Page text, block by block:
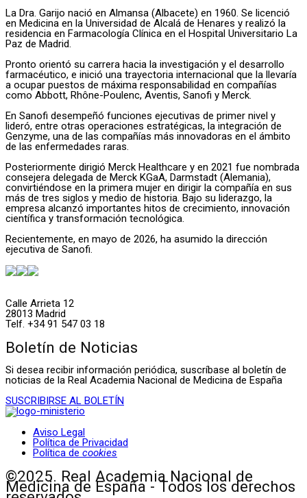
La Dra. Garijo nació en Almansa (Albacete) en 1960. Se licenció
en Medicina en la Universidad de Alcalá de Henares y realizó la
residencia en Farmacología Clínica en el Hospital Universitario La
Paz de Madrid.
Pronto orientó su carrera hacia la investigación y el desarrollo
farmacéutico, e inició una trayectoria internacional que la llevaría
a ocupar puestos de máxima responsabilidad en compañías
como Abbott, Rhône-Poulenc, Aventis, Sanofi y Merck.
En Sanofi desempeñó funciones ejecutivas de primer nivel y
lideró, entre otras operaciones estratégicas, la integración de
Genzyme, una de las compañías más innovadoras en el ámbito
de las enfermedades raras.
Posteriormente dirigió Merck Healthcare y en 2021 fue nombrada
consejera delegada de Merck KGaA, Darmstadt (Alemania),
convirtiéndose en la primera mujer en dirigir la compañía en sus
más de tres siglos y medio de historia. Bajo su liderazgo, la
empresa alcanzó importantes hitos de crecimiento, innovación
científica y transformación tecnológica.
Recientemente, en mayo de 2026, ha asumido la dirección
ejecutiva de Sanofi.
Calle Arrieta 12
28013 Madrid
Telf. +34 91 547 03 18
Boletín de Noticias
Si desea recibir información periódica, suscríbase al boletín de
noticias de la Real Academia Nacional de Medicina de España
SUSCRIBIRSE AL BOLETÍN
Aviso Legal
Política de Privacidad
Política de cookies
©2025. Real Academia Nacional de
Medicina de España - Todos los derechos